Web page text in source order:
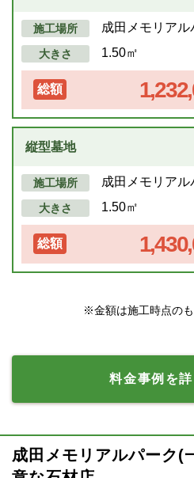
施工場所 成田メモリア
大きさ 1.50㎡
総額
縦型墓地
施工場所 成田メモリア
大きさ 1.50㎡
総額
※金額は施工時点のも
料金事例を
成田メモリアルパーク(